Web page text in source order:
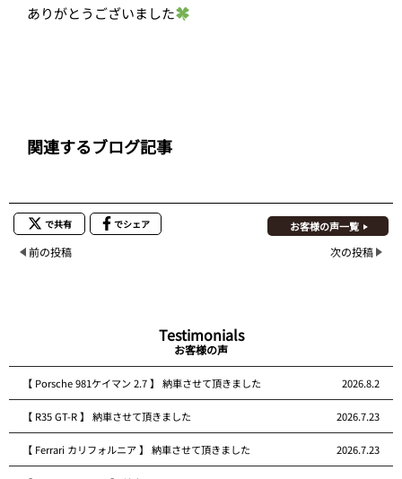
ありがとうございました
関連するブログ記事
で共有 でシェア お客様の声一覧
前の投稿 次の投稿
Testimonials
お客様の声
【 Porsche 981ケイマン 2.7 】 納車させて頂きました 2026.8.2
【 R35 GT-R 】 納車させて頂きました 2026.7.23
【 Ferrari カリフォルニア 】 納車させて頂きました 2026.7.23